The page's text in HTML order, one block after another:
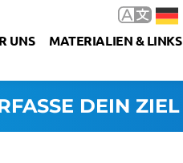
UNS MATERIALIEN & LINKS
DEIN ZIEL